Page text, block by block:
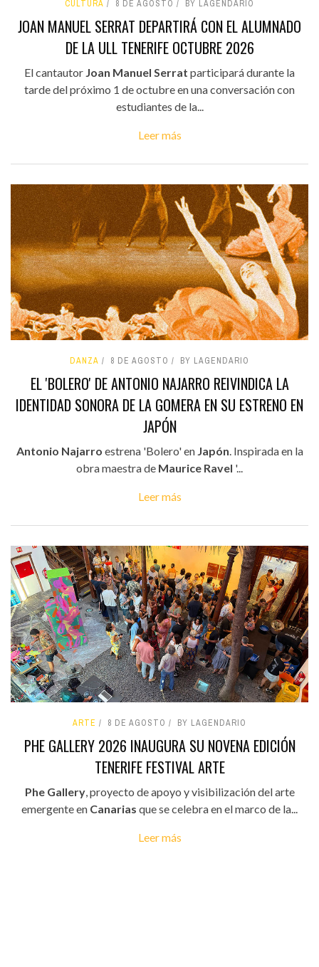
CULTURA 8 DE AGOSTO BY LAGENDARIO
JOAN MANUEL SERRAT DEPARTIRÁ CON EL ALUMNADO
DE LA ULL TENERIFE OCTUBRE 2026
El cantautor Joan Manuel Serrat participará durante la
tarde del próximo 1 de octubre en una conversación con
estudiantes de la...
Leer más
DANZA 8 DE AGOSTO BY LAGENDARIO
EL 'BOLERO' DE ANTONIO NAJARRO REIVINDICA LA
IDENTIDAD SONORA DE LA GOMERA EN SU ESTRENO EN
JAPÓN
Antonio Najarro estrena 'Bolero' en Japón. Inspirada en la
obra maestra de Maurice Ravel '...
Leer más
ARTE 8 DE AGOSTO BY LAGENDARIO
PHE GALLERY 2026 INAUGURA SU NOVENA EDICIÓN
TENERIFE FESTIVAL ARTE
Phe Gallery, proyecto de apoyo y visibilización del arte
emergente en Canarias que se celebra en el marco de la...
Leer más